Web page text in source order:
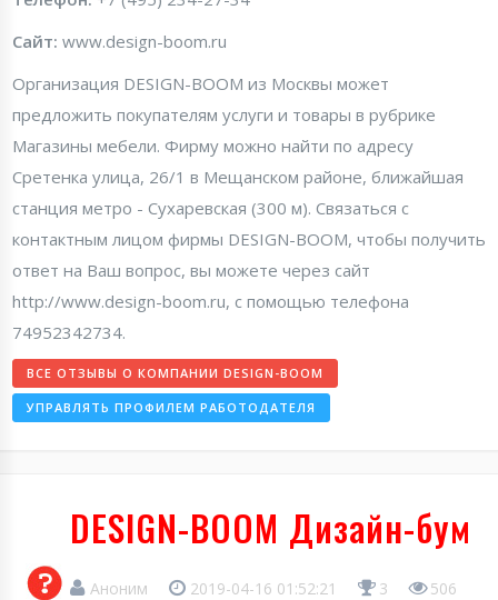
Сайт: www.design-boom.ru
Организация DESIGN-BOOM из Москвы может
предложить покупателям услуги и товары в рубрике
Магазины мебели. Фирму можно найти по адресу
Сретенка улица, 26/1 в Мещанском районе, ближайшая
станция метро - Сухаревская (300 м). Связаться с
контактным лицом фирмы DESIGN-BOOM, чтобы получить
ответ на Ваш вопрос, вы можете через сайт
http://www.design-boom.ru, с помощью телефона
74952342734.
ВСЕ ОТЗЫВЫ О КОМПАНИИ DESIGN-BOOM
УПРАВЛЯТЬ ПРОФИЛЕМ РАБОТОДАТЕЛЯ
DESIGN-BOOM Дизайн-бум
Аноним 2019-04-16 01:52:21 3 506